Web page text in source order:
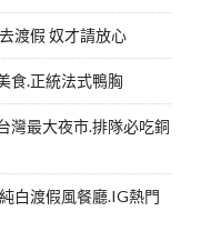
渡假 奴才請放心
食.正統法式鴨胸
灣最大夜市.排隊必吃銅
白渡假風餐廳.IG熱門